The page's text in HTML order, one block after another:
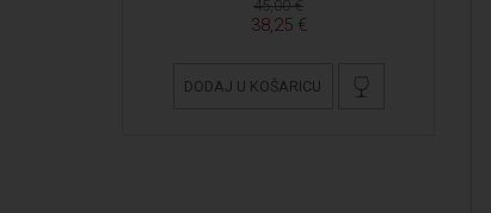
45,00 €
38,25 €
DODAJ U KOŠARICU